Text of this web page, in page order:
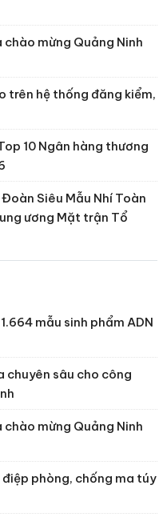
mừng Quảng Ninh
trên hệ thống đăng kiểm,
10 Ngân hàng thương
Siêu Mẫu Nhí Toàn
ương Mặt trận Tổ
mẫu sinh phẩm ADN
chuyên sâu cho công
mừng Quảng Ninh
phòng, chống ma túy